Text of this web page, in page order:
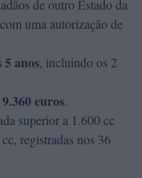
de outro Estado da
uma autorização de
anos, incluindo os 2
euros.
superior a 1.600 cc
registradas nos 36